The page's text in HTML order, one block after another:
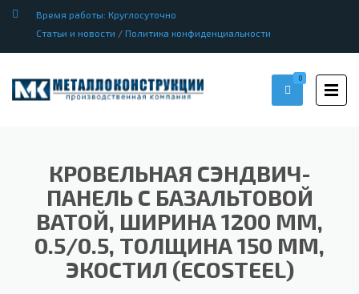
Время работы: Круглосуточно
Статьи и новости / Политика конфиденциальности
0
КРОВЕЛЬНАЯ СЭНДВИЧ-
ПАНЕЛЬ С БАЗАЛЬТОВОЙ
ВАТОЙ, ШИРИНА 1200 ММ,
0.5/0.5, ТОЛЩИНА 150 ММ,
ЭКОСТИЛ (ECOSTEEL)